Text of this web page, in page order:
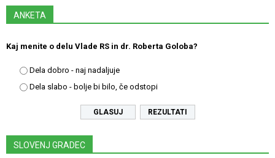
ANKETA
Kaj menite o delu Vlade RS in dr. Roberta Goloba?
Dela dobro - naj nadaljuje
Dela slabo - bolje bi bilo, če odstopi
REZULTATI
SLOVENJ GRADEC